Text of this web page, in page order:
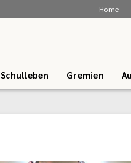
Home
Schulleben Gremien